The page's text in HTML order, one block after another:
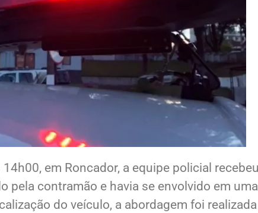
em Roncador, a equipe policial
pela contramão e havia se envolvido em
do veículo, a abordagem foi